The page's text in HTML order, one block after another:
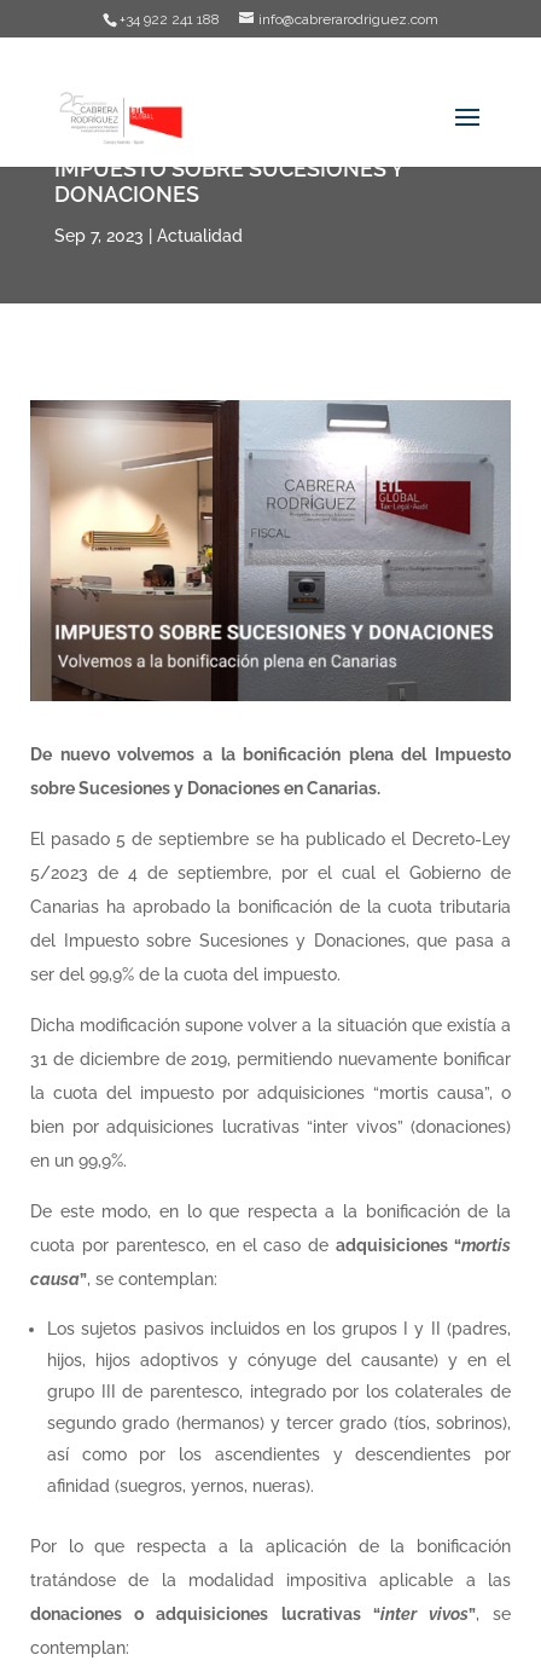
+34 922 241 188 info@cabrerarodriguez.com
IMPUESTO SOBRE SUCESIONES Y
DONACIONES
Sep 7, 2023 Actualidad
De nuevo volvemos a la bonificación plena del Impuesto
sobre Sucesiones y Donaciones en Canarias.
El pasado 5 de septiembre se ha publicado el Decreto-Ley
5/2023 de 4 de septiembre, por el cual el Gobierno de
Canarias ha aprobado la bonificación de la cuota tributaria
del Impuesto sobre Sucesiones y Donaciones, que pasa a
ser del 99,9% de la cuota del impuesto.
Dicha modificación supone volver a la situación que existía a
31 de diciembre de 2019, permitiendo nuevamente bonificar
la cuota del impuesto por adquisiciones “mortis causa”, o
bien por adquisiciones lucrativas “inter vivos” (donaciones)
en un 99,9%.
De este modo, en lo que respecta a la bonificación de la
cuota por parentesco, en el caso deadquisiciones “mortis
causa”, se contemplan:
Los sujetos pasivos incluidos en los grupos I y II (padres,
hijos, hijos adoptivos y cónyuge del causante) y en el
grupo III de parentesco, integrado por los colaterales de
segundo grado (hermanos) y tercer grado (tíos, sobrinos),
así como por los ascendientes y descendientes por
afinidad (suegros, yernos, nueras).
Por lo que respecta a la aplicación de la bonificación
tratándose de la modalidad impositiva aplicable a las
donaciones o adquisiciones lucrativas “inter vivos”, se
contemplan: